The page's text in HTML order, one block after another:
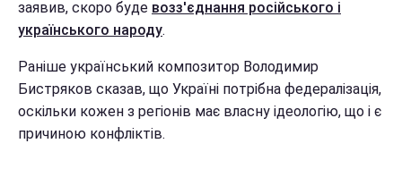
заявив, скоро буде возз'єднання російського і
українського народу.
Раніше український композитор Володимир
Бистряков сказав, що Україні потрібна федералізація,
оскільки кожен з регіонів має власну ідеологію, що і є
причиною конфліктів.